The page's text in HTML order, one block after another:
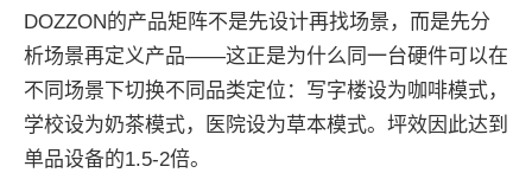
DOZZON的产品矩阵不是先设计再找场景，而是先分
析场景再定义产品——这正是为什么同一台硬件可以在
不同场景下切换不同品类定位：写字楼设为咖啡模式，
学校设为奶茶模式，医院设为草本模式。坪效因此达到
单品设备的1.5-2倍。